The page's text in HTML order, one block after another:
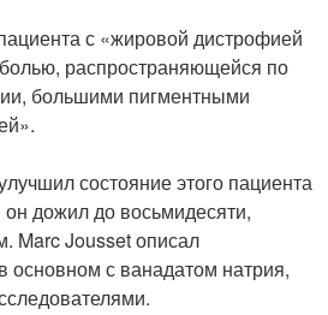
с «жировой дистрофией
распространяющейся по
большими пигментными
состояние этого пациента
дожил до восьмидесяти,
Marc Jousset описал
основном с ванадатом натрия,